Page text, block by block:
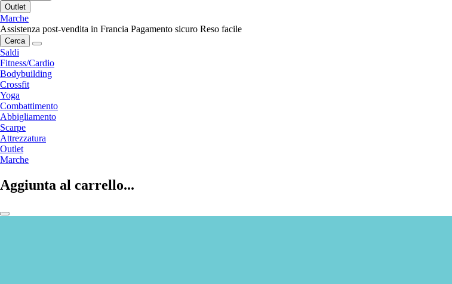
Outlet
Marche
Assistenza post-vendita in Francia Pagamento sicuro Reso facile
Cerca
Saldi
Fitness/Cardio
Bodybuilding
Crossfit
Yoga
Combattimento
Abbigliamento
Scarpe
Attrezzatura
Outlet
Marche
Aggiunta al carrello...